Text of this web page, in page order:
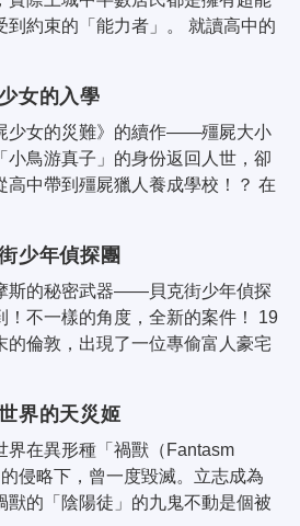
到約束的「能力者」。 就讀高中的
女的入學
少女的災難》的續作——殭屍大小
小鳥游真子」的身份返回人世，卻
高中帶到殭屍獵人養成學校！？ 在
少年偵探團
斯的秘密武器——貝克街少年偵探
！不一樣的角度，全新的案件！ 19
的倫敦，出現了一位專偷富人豪宅
界的天災姬
界在異形種「禍獸（Fantasm
侵略下，曾一度毀滅。立志成為
獸的「陰陽徒」的九鬼不動是個被